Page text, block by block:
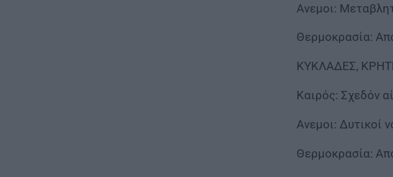
Ανεμοι:
Θερμοκρασία:
ΚΥΚΛΑΔΕΣ,
Καιρός: Σχεδόν
Ανεμοι: Δυτικοί
Θερμοκρασία: